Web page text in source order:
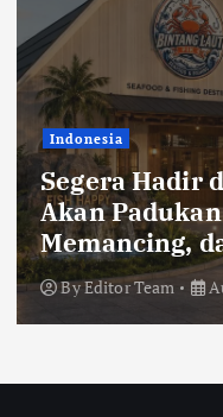
Indonesia
Jelang Final
KAI Daop 2
Pelanggan
Stasiun
ByEditor Team